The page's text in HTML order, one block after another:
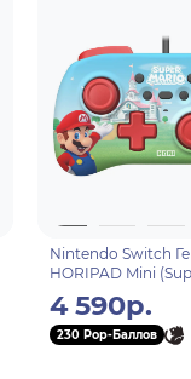
Nintendo Switch
HORIPAD Mini
276U)
4 590р.
230 Pop-Баллов